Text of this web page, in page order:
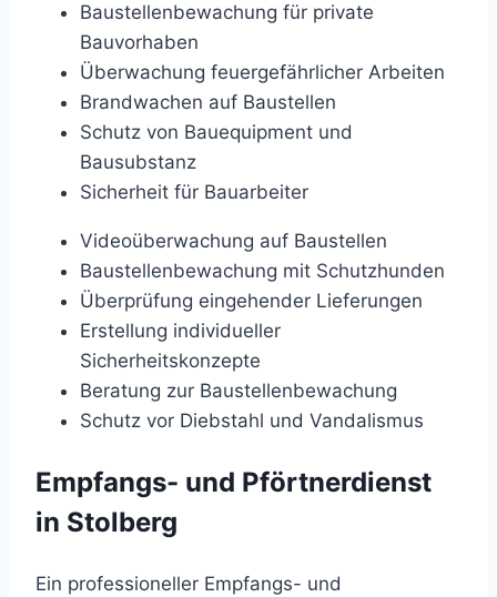
Baustellenbewachung für private
Bauvorhaben
Überwachung feuergefährlicher Arbeiten
Brandwachen auf Baustellen
Schutz von Bauequipment und
Bausubstanz
Sicherheit für Bauarbeiter
Videoüberwachung auf Baustellen
Baustellenbewachung mit Schutzhunden
Überprüfung eingehender Lieferungen
Erstellung individueller
Sicherheitskonzepte
Beratung zur Baustellenbewachung
Schutz vor Diebstahl und Vandalismus
Empfangs- und Pförtnerdienst
in Stolberg
Ein professioneller Empfangs- und